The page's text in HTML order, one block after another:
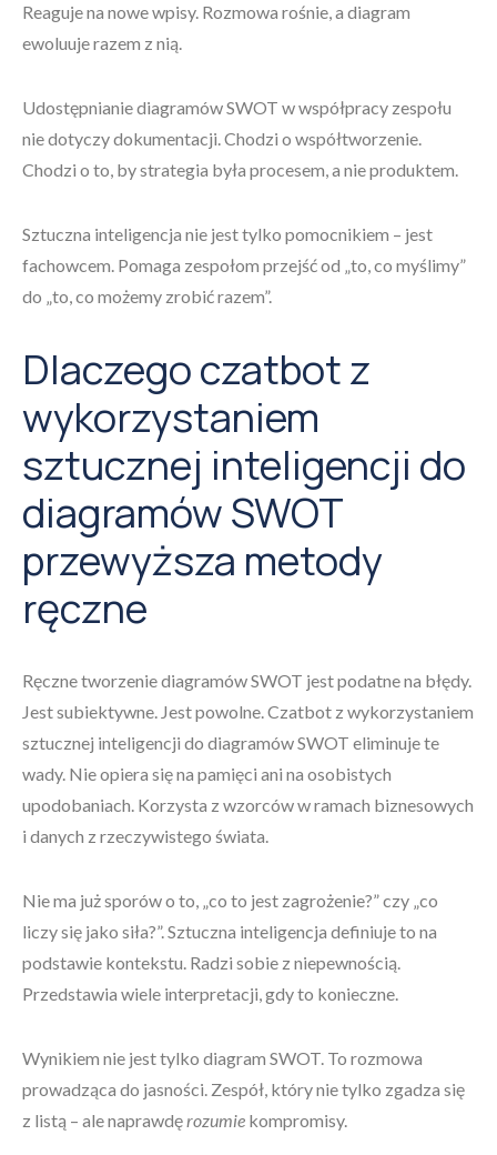
Reaguje na nowe wpisy. Rozmowa rośnie, a diagram
ewoluuje razem z nią.
Udostępnianie diagramów SWOT w współpracy zespołu
nie dotyczy dokumentacji. Chodzi o współtworzenie.
Chodzi o to, by strategia była procesem, a nie produktem.
Sztuczna inteligencja nie jest tylko pomocnikiem – jest
fachowcem. Pomaga zespołom przejść od „to, co myślimy”
do „to, co możemy zrobić razem”.
Dlaczego czatbot z
wykorzystaniem
sztucznej inteligencji do
diagramów SWOT
przewyższa metody
ręczne
Ręczne tworzenie diagramów SWOT jest podatne na błędy.
Jest subiektywne. Jest powolne. Czatbot z wykorzystaniem
sztucznej inteligencji do diagramów SWOT eliminuje te
wady. Nie opiera się na pamięci ani na osobistych
upodobaniach. Korzysta z wzorców w ramach biznesowych
i danych z rzeczywistego świata.
Nie ma już sporów o to, „co to jest zagrożenie?” czy „co
liczy się jako siła?”. Sztuczna inteligencja definiuje to na
podstawie kontekstu. Radzi sobie z niepewnością.
Przedstawia wiele interpretacji, gdy to konieczne.
Wynikiem nie jest tylko diagram SWOT. To rozmowa
prowadząca do jasności. Zespół, który nie tylko zgadza się
z listą – ale naprawdęrozumie kompromisy.